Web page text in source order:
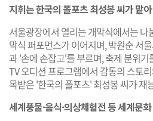
지휘는 한국의 폴포츠 최성봉 씨가 맡아
서울광장에서 열리는 개막식에서는 나
막식 퍼포먼스가 이어지며, 박원순 서
과 '손에 손잡고'를 부르며, 축제 분위
TV 오디션 프로그램에서 감동의 스토
목받은 '한국의 폴포츠' 최성봉 씨가 재
세계풍물·음식·의상체험전 등 세계문